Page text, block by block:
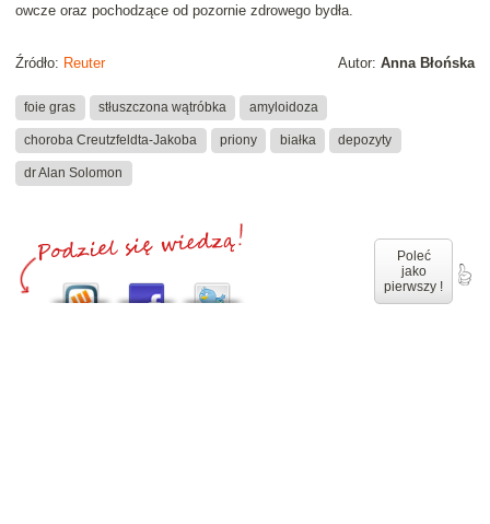
owcze oraz pochodzące od pozornie zdrowego bydła
Autor: Anna Błońska
Źródło: Reuter
foie gras stłuszczona wątróbka amyloidoza
choroba Creutzfeldta-Jakoba priony białka depozyty
dr Alan Solomon
Poleć
jako
pierwszy !